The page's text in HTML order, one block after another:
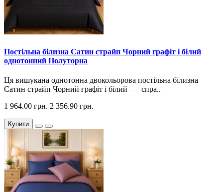
Постільна білизна Сатин страйп Чорний графіт і білий
однотонний Полуторна
Ця вишукана однотонна двокольорова постільна білизна
Сатин страйп Чорний графіт і білий — спра..
1 964.00 грн. 2 356.90 грн.
Купити